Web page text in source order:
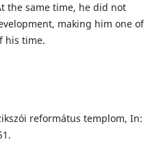
the same time, he did not
making him one of
his time.
református templom, In: